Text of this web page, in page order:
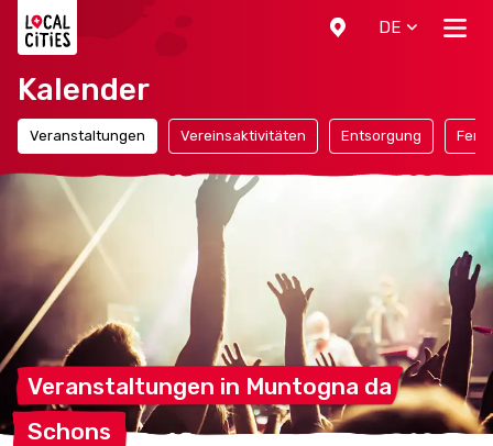
DE
Kalender
Veranstaltungen Vereinsaktivitäten Entsorgung
Veranstaltungen in Muntogna da
Schons